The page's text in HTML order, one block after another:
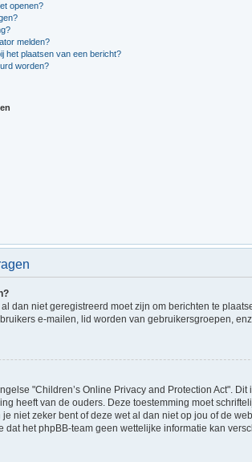
openen?
melden?
het plaatsen van een bericht?
worden?
dan niet geregistreerd moet zijn om berichten te
e-mailen, lid worden van gebruikersgroepen,
"Children’s Online Privacy and Protection Act".
heeft van de ouders. Deze toestemming moet
niet zeker bent of deze wet al dan niet op jou of de
dat het phpBB-team geen wettelijke informatie kan